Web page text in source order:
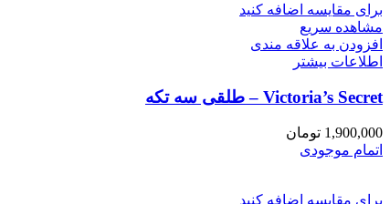
برای مقایسه اضافه کنید
مشاهده سریع
افزودن به علاقه مندی
اطلاعات بیشتر
Victoria’s Secret – طلقی سه تکه
1,900,000 تومان
اتمام موجودی
برای مقایسه اضافه کنید